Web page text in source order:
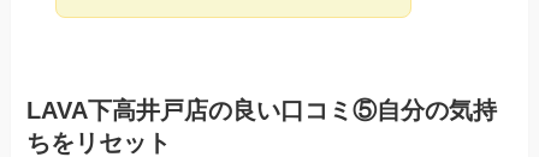
LAVA下高井戸店の良い口コミ⑤自分の気持
ちをリセット